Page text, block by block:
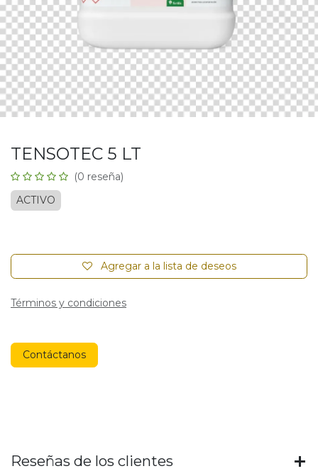
TENSOTEC 5 LT
(0 reseña)
ACTIVO
Agregar a la lista de deseos
Términos y condiciones
Contáctanos
Reseñas de los clientes